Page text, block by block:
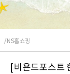
/NS홈쇼핑
[비욘드포스트